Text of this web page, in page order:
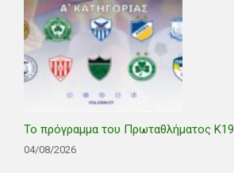
Το πρόγραμμα του Πρωταθλήματος Κ19
04/08/2026